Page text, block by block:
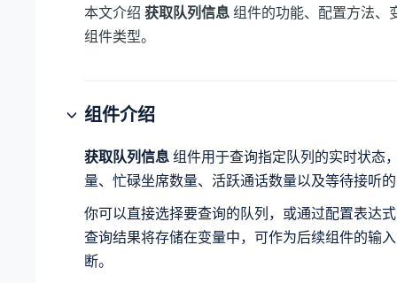
本文介绍 获取队列信息组件的功能、配置方法、
组件类型。
组件介绍
获取队列信息组件用于查询指定队列的实时状态
量、忙碌坐席数量、活跃通话数量以及等待接听
你可以直接选择要查询的队列，或通过配置表达
查询结果将存储在变量中，可作为后续组件的输
断。